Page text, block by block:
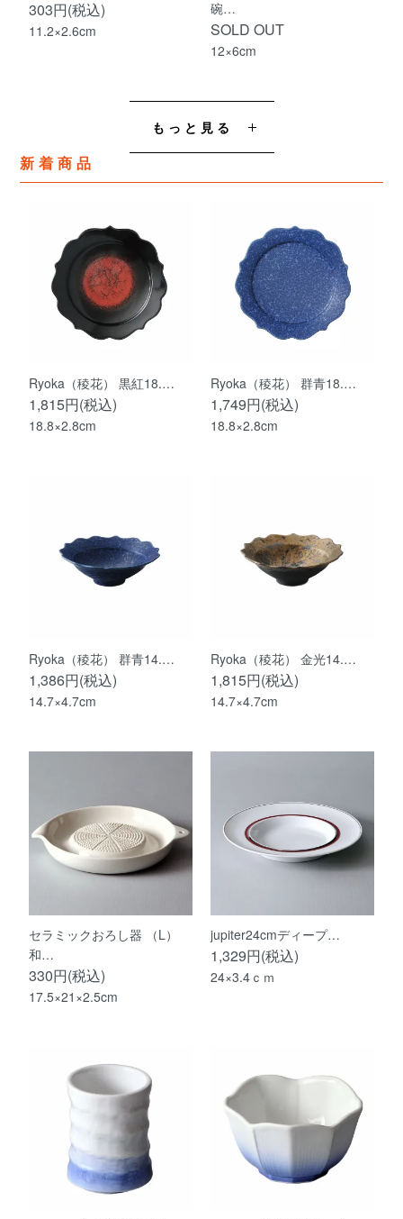
303円(税込)
11.2×2.6cm
碗…
SOLD OUT
12×6cm
もっと見る
新着商品
Ryoka（稜花） 黒紅18.…
1,815円(税込)
18.8×2.8cm
Ryoka（稜花） 群青18.…
1,749円(税込)
18.8×2.8cm
Ryoka（稜花） 群青14.…
1,386円(税込)
14.7×4.7cm
Ryoka（稜花） 金光14.…
1,815円(税込)
14.7×4.7cm
セラミックおろし器 （L）
和…
330円(税込)
17.5×21×2.5cm
jupiter24cmディープ…
1,329円(税込)
24×3.4ｃｍ